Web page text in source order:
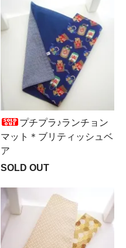
プチプラ♪ランチョン
マット＊ブリティッシュベ
ア
SOLD OUT